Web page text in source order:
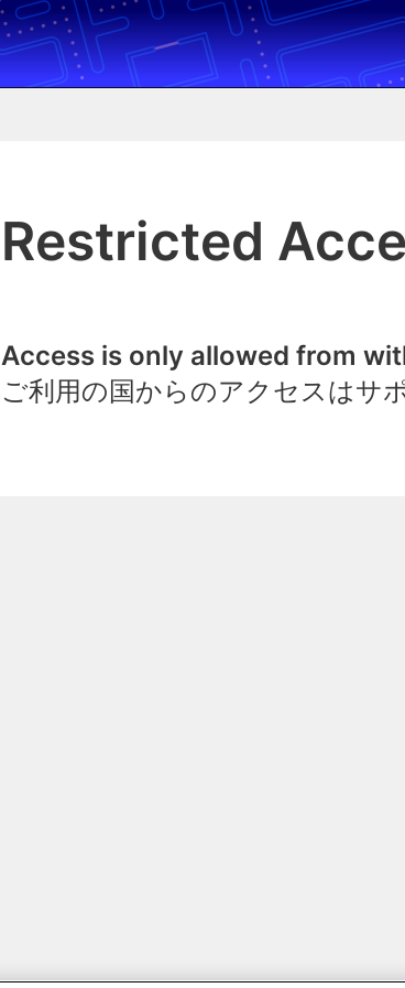
Restricted
Access is only allowed from
ご利用の国からのアクセスはサ